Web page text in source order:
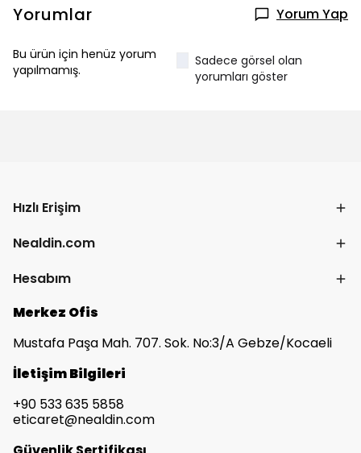
Yorumlar Yorum Yap
Bu ürün için henüz yorum
yapılmamış.
Sadece görsel olan
yorumları göster
Hızlı Erişim
Nealdin.com
Hesabım
Merkez Ofis
Mustafa Paşa Mah. 707. Sok. No:3/A Gebze/Kocaeli
İletişim Bilgileri
+90 533 635 5858
eticaret@nealdin.com